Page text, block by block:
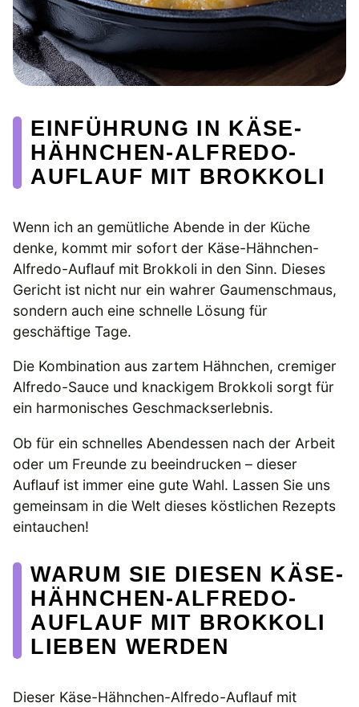
EINFÜHRUNG IN KÄSE-
HÄHNCHEN-ALFREDO-
AUFLAUF MIT BROKKOLI
Wenn ich an gemütliche Abende in der Küche
denke, kommt mir sofort der Käse-Hähnchen-
Alfredo-Auflauf mit Brokkoli in den Sinn. Dieses
Gericht ist nicht nur ein wahrer Gaumenschmaus,
sondern auch eine schnelle Lösung für
geschäftige Tage.
Die Kombination aus zartem Hähnchen, cremiger
Alfredo-Sauce und knackigem Brokkoli sorgt für
ein harmonisches Geschmackserlebnis.
Ob für ein schnelles Abendessen nach der Arbeit
oder um Freunde zu beeindrucken – dieser
Auflauf ist immer eine gute Wahl. Lassen Sie uns
gemeinsam in die Welt dieses köstlichen Rezepts
eintauchen!
WARUM SIE DIESEN KÄSE-
HÄHNCHEN-ALFREDO-
AUFLAUF MIT BROKKOLI
LIEBEN WERDEN
Dieser Käse-Hähnchen-Alfredo-Auflauf mit